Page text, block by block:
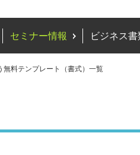
セミナー情報 ビジネス書
無料テンプレート（書式）一覧